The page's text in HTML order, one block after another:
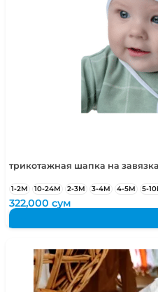
трикотажная шапка на
1-2М 10-24М 2-3М 3-4М 4-5М 5-
322,000сум